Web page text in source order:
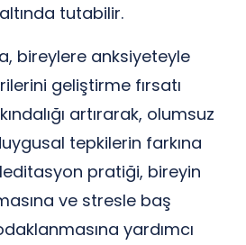
altında tutabilir.
bireylere anksiyeteyle
geliştirme fırsatı
artırarak, olumsuz
tepkilerin farkına
pratiği, bireyin
ve stresle baş
yardımcı